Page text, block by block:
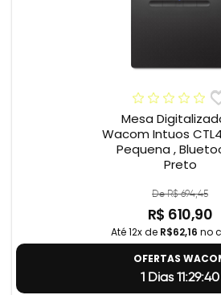
Mesa
Wacom Intuos
Pequena ,
Preto
De R$ 694,45
R$ 610,90
Até 12x de R$62,16 no
OFERTAS
1 Dias 11:29:39